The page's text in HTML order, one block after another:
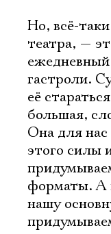
Но, всё-
театра, —
гастроли.
её
большая,
Она для нас
этого силы
форматы. А
нашу